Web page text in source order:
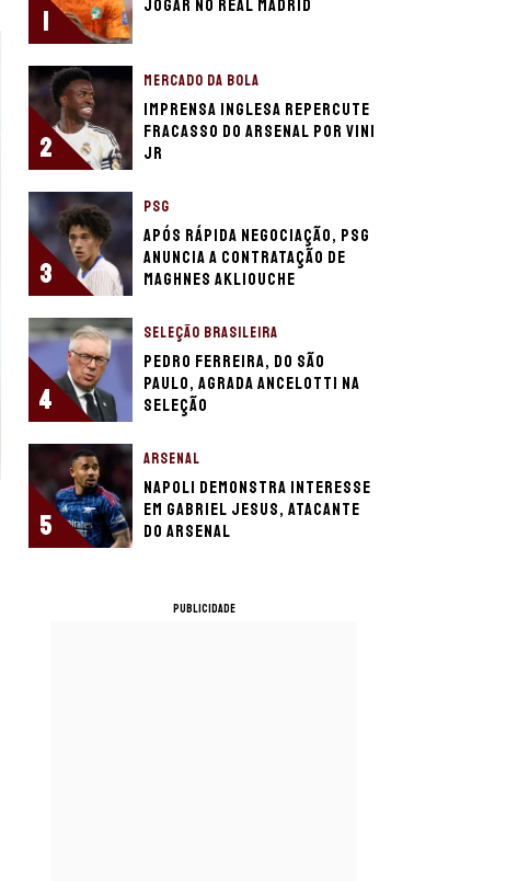
1
jogar no Real Madrid
2
MERCADO DA BOLA
Imprensa inglesa repercute
fracasso do Arsenal por Vini
Jr
3
PSG
Após rápida negociação, PSG
anuncia a contratação de
Maghnes Akliouche
4
SELEÇÃO BRASILEIRA
Pedro Ferreira, do São
Paulo, agrada Ancelotti na
seleção
5
ARSENAL
Napoli demonstra interesse
em Gabriel Jesus, atacante
do Arsenal
PUBLICIDADE